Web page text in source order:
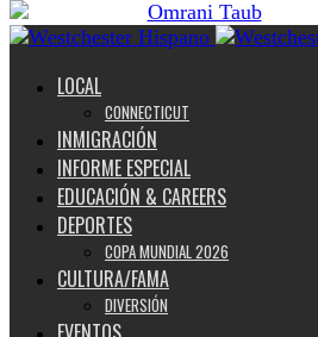
LOCAL
CONNECTICUT
INMIGRACIÓN
INFORME ESPECIAL
EDUCACIÓN & CAREERS
DEPORTES
COPA MUNDIAL 2026
CULTURA/FAMA
DIVERSIÓN